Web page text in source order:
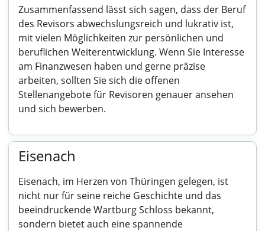
Zusammenfassend lässt sich sagen, dass der Beruf
des Revisors abwechslungsreich und lukrativ ist,
mit vielen Möglichkeiten zur persönlichen und
beruflichen Weiterentwicklung. Wenn Sie Interesse
am Finanzwesen haben und gerne präzise
arbeiten, sollten Sie sich die offenen
Stellenangebote für Revisoren genauer ansehen
und sich bewerben.
Eisenach
Eisenach, im Herzen von Thüringen gelegen, ist
nicht nur für seine reiche Geschichte und das
beeindruckende Wartburg Schloss bekannt,
sondern bietet auch eine spannende